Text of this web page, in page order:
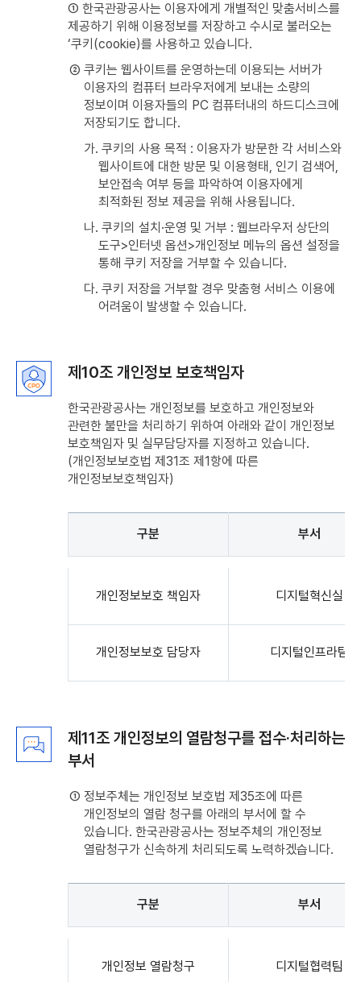
① 한국관광공사는 이용자에게 개별적인 맞춤서비스를
제공하기 위해 이용정보를 저장하고 수시로 불러오는
‘쿠키(cookie)를 사용하고 있습니다.
② 쿠키는 웹사이트를 운영하는데 이용되는 서버가
이용자의 컴퓨터 브라우저에게 보내는 소량의
정보이며 이용자들의 PC 컴퓨터내의 하드디스크에
저장되기도 합니다.
가. 쿠키의 사용 목적 : 이용자가 방문한 각 서비스와
웹사이트에 대한 방문 및 이용형태, 인기 검색어,
보안접속 여부 등을 파악하여 이용자에게
최적화된 정보 제공을 위해 사용됩니다.
나. 쿠키의 설치·운영 및 거부 : 웹브라우저 상단의
도구>인터넷 옵션>개인정보 메뉴의 옵션 설정을
통해 쿠키 저장을 거부할 수 있습니다.
다. 쿠키 저장을 거부할 경우 맞춤형 서비스 이용에
어려움이 발생할 수 있습니다.
제10조 개인정보 보호책임자
한국관광공사는 개인정보를 보호하고 개인정보와
관련한 불만을 처리하기 위하여 아래와 같이 개인정보
보호책임자 및 실무담당자를 지정하고 있습니다.
(개인정보보호법 제31조 제1항에 따른
개인정보보호책임자)
보호책임자
구분 부서
개인정보보호 책임자 디지털혁신실
개인정보보호 담당자 디지털인프라팀
제11조 개인정보의 열람청구를 접수·처리하는
부서
① 정보주체는 개인정보 보호법 제35조에 따른
개인정보의 열람 청구를 아래의 부서에 할 수
있습니다. 한국관광공사는 정보주체의 개인정보
열람청구가 신속하게 처리되도록 노력하겠습니다.
구분 부서
개인정보 열람청구 디지털협력팀